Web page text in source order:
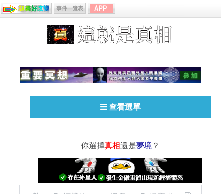
事件一覽表
查看選單
你選擇真相還是夢境 ？